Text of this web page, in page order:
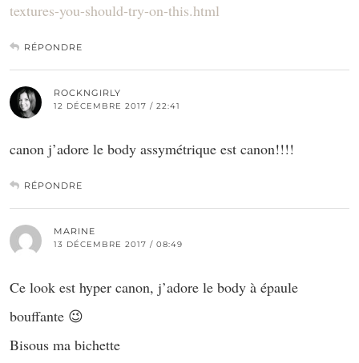
textures-you-should-try-on-this.html
RÉPONDRE
ROCKNGIRLY
12 DÉCEMBRE 2017 / 22:41
canon j’adore le body assymétrique est canon!!!!
RÉPONDRE
MARINE
13 DÉCEMBRE 2017 / 08:49
Ce look est hyper canon, j’adore le body à épaule
bouffante 😉
Bisous ma bichette